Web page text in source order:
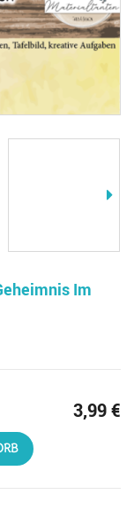
Im
3,99€